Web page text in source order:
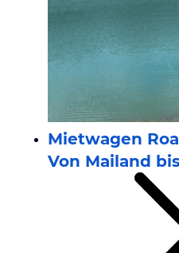
Mietwagen
Von Mailand